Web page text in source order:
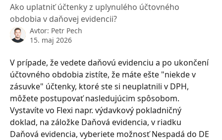
Ako uplatniť účtenky z uplynulého účtovného
obdobia v daňovej evidencii?
Avtor: Petr Pech
15. maj 2026
V prípade, že vedete daňovú evidenciu a po ukončení
účtovného obdobia zistíte, že máte ešte "niekde v
zásuvke" účtenky, ktoré ste si neuplatnili v DPH,
môžete postupovať nasledujúcim spôsobom.
Vystavíte vo Flexi napr. výdavkový pokladničný
doklad, na záložke Daňová evidencia, v riadku
Daňová evidencia, vyberiete možnosť Nespadá do DE